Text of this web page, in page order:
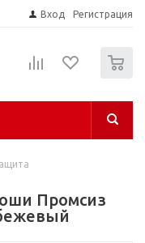
Вход Регистрация
Промсиз